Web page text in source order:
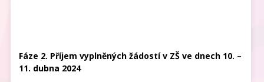
Fáze 2. Příjem vyplněných žádostí v ZŠ ve dnech 10. –
11. dubna 2024